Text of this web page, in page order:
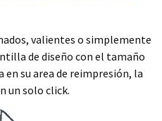
valientes o simplemente
de diseño con el tamaño
su area de reimpresión, la
un solo click.